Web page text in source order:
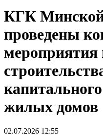
КГК Минской
проведены
мероприятия
жилых домов
02.07.2026 12:55